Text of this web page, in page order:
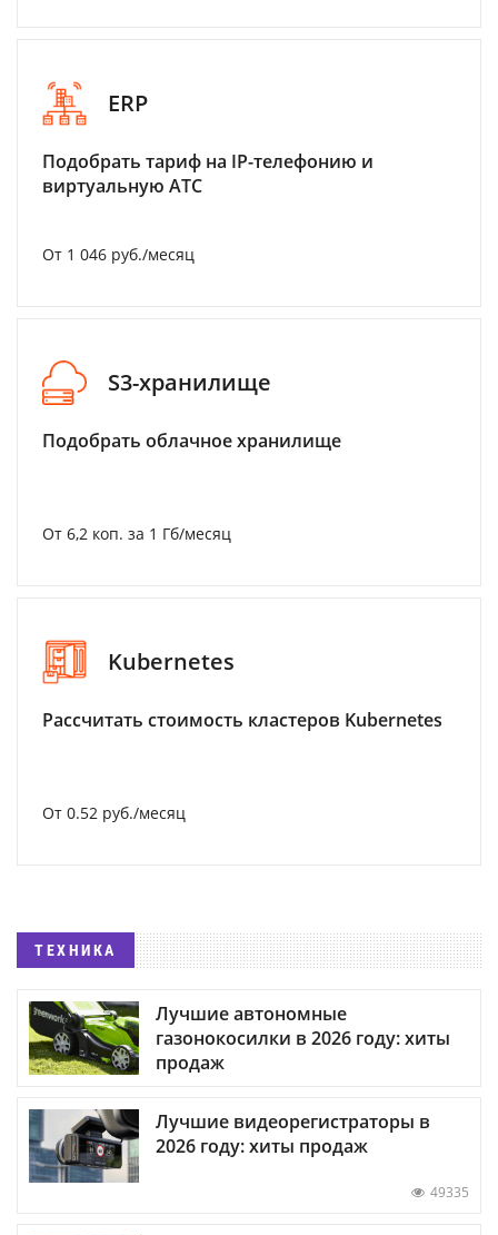
ERP
Подобрать тариф на IP-телефонию и
виртуальную АТС
От 1 046 руб./месяц
S3-хранилище
Подобрать облачное хранилище
От 6,2 коп. за 1 Гб/месяц
Kubernetes
Рассчитать стоимость кластеров Kubernetes
От 0.52 руб./месяц
ТЕХНИКА
Лучшие автономные
газонокосилки в 2026 году: хиты
продаж
Лучшие видеорегистраторы в
2026 году: хиты продаж
49335